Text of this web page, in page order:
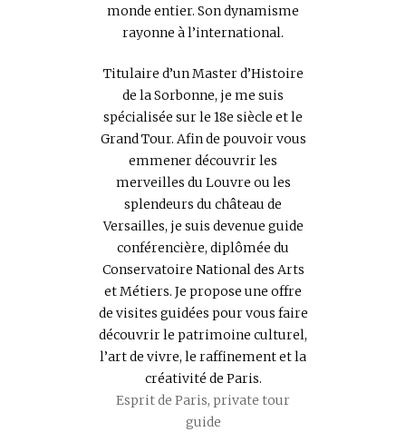
monde entier. Son dynamisme
rayonne à l’international.
Titulaire d’un Master d’Histoire
de la Sorbonne, je me suis
spécialisée sur le 18e siècle et le
Grand Tour. Afin de pouvoir vous
emmener découvrir les
merveilles du Louvre ou les
splendeurs du château de
Versailles, je suis devenue guide
conférencière, diplômée du
Conservatoire National des Arts
et Métiers. Je propose une offre
de visites guidées pour vous faire
découvrir le patrimoine culturel,
l’art de vivre, le raffinement et la
créativité de Paris.
Esprit de Paris, private tour
guide